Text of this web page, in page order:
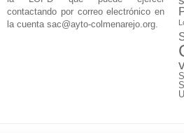
contactando por correo electrónico en
la cuenta sac@ayto-colmenarejo.org.